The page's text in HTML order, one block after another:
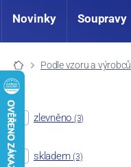
Novinky Soupravy
Podle vzoru a výrobců
zlevněno (3)
skladem (3)